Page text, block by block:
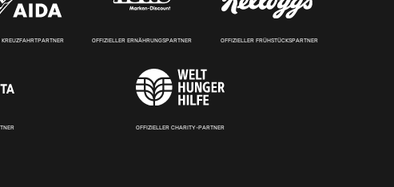
KREUZFAHRTPARTNER OFFIZIELLER ERNÄHRUNGSPARTNER OFFIZIELLER FRÜHSTÜCKSPARTNER
OFFIZIELLER CHARITY-PARTNER